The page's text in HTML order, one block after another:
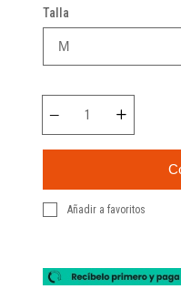
Talla
Añadir a favoritos